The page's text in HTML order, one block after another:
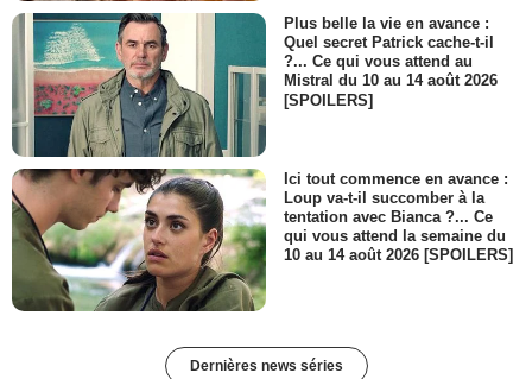
Plus belle la vie en avance :
Quel secret Patrick cache-t-il
?... Ce qui vous attend au
Mistral du 10 au 14 août 2026
[SPOILERS]
Ici tout commence en avance :
Loup va-t-il succomber à la
tentation avec Bianca ?... Ce
qui vous attend la semaine du
10 au 14 août 2026 [SPOILERS]
Dernières news séries